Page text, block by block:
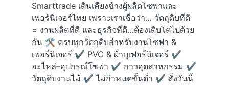
Smarttrade เดินเคียงข้างผู้ผลิตโซฟาและ
เฟอร์นิเจอร์ไทย เพราะเราเชื่อว่า… วัตถุดิบที่ดี
= งานผลิตที่ดี และธุรกิจที่ดี…ต้องเติบโตไปด้วย
กัน 🛠️ ครบทุกวัตถุดิบสำหรับงานโซฟา &
เฟอร์นิเจอร์ ✔ PVC & ผ้าบุเฟอร์นิเจอร์ ✔
อะไหล่–อุปกรณ์โซฟา ✔ กาวอุตสาหกรรม ✔
วัตถุดิบงานไม้ ✔ ไม่กำหนดขั้นต่ำ ✔ สั่งวันนี้